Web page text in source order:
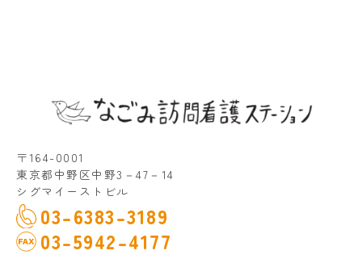
〒164-0001
東京都中野区中野3－47－14
シグマイーストビル
03-6383-3189
03-5942-4177